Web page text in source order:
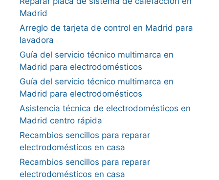
Madrid
Arreglo de tarjeta de control en Madrid para
lavadora
Guía del servicio técnico multimarca en
Madrid para electrodomésticos
Guía del servicio técnico multimarca en
Madrid para electrodomésticos
Asistencia técnica de electrodomésticos en
Madrid centro rápida
Recambios sencillos para reparar
electrodomésticos en casa
Recambios sencillos para reparar
electrodomésticos en casa